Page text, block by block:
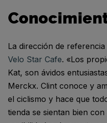
La dirección de
Velo Star Cafe. «Los
Kat, son ávidos
Merckx. Clint conoce y
el ciclismo y hace que
tienda se sientan bien